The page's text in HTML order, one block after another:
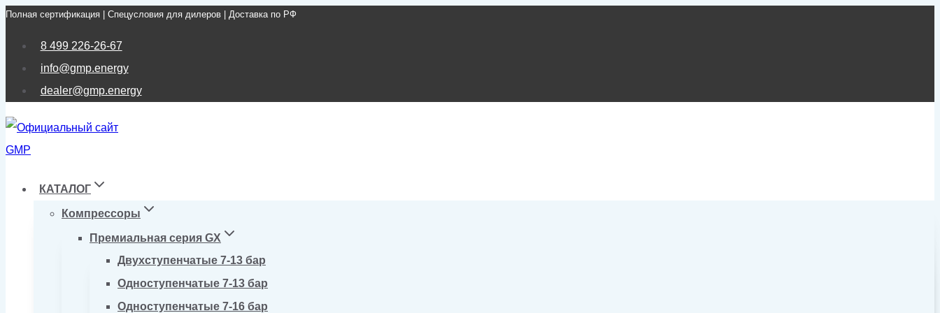
Перейти
Полная сертификация | Спецусловия для дилеров | Доставка по РФ
8 499 226-26-67
info@gmp.energy
dealer@gmp.energy
КАТАЛОГ
Компрессоры
Премиальная серия GX
Двухступенчатые 7-13 бар
Одноступенчатые 7-13 бар
Одноступенчатые 7-16 бар